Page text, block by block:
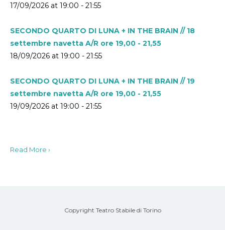
17/09/2026 at 19:00 - 21:55
SECONDO QUARTO DI LUNA + IN THE BRAIN // 18
settembre navetta A/R ore 19,00 - 21,55
18/09/2026 at 19:00 - 21:55
SECONDO QUARTO DI LUNA + IN THE BRAIN // 19
settembre navetta A/R ore 19,00 - 21,55
19/09/2026 at 19:00 - 21:55
Read More ›
Copyright Teatro Stabile di Torino